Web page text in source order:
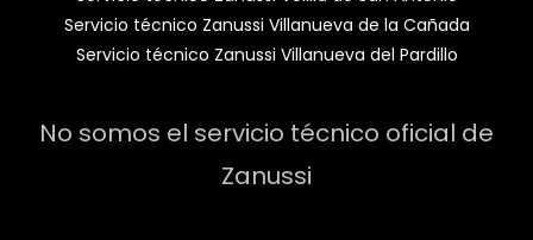
Servicio técnico Zanussi Villanueva de la Cañada
Servicio técnico Zanussi Villanueva del Pardillo
No somos el servicio técnico oficial de
Zanussi